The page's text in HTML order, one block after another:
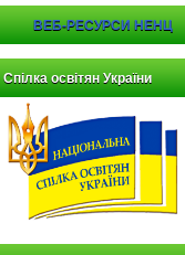
ВЕБ-РЕСУРСИ НЕНЦ
Спілка освітян України